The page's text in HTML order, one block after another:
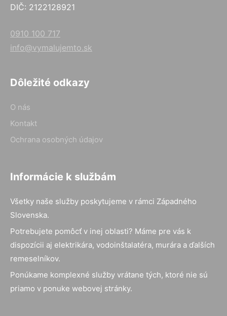
DIČ: 2122128921
0910 100 717
info@vymalujemto.sk
Dôležité odkazy
O nás
Kontakt
Ochrana osobných údajov
Informácie k službám
Všetky naše služby poskytujeme v rámci Západného
Slovenska.
Potrebujete pomôcť v inej oblasti? Máme pre vás k
dispozícii aj elektrikára, vodoinštalatéra, murára a ďalších
remeselníkov.
Ponúkame komplexné služby vrátane tých, ktoré nie sú
priamo v ponuke webovej stránky.